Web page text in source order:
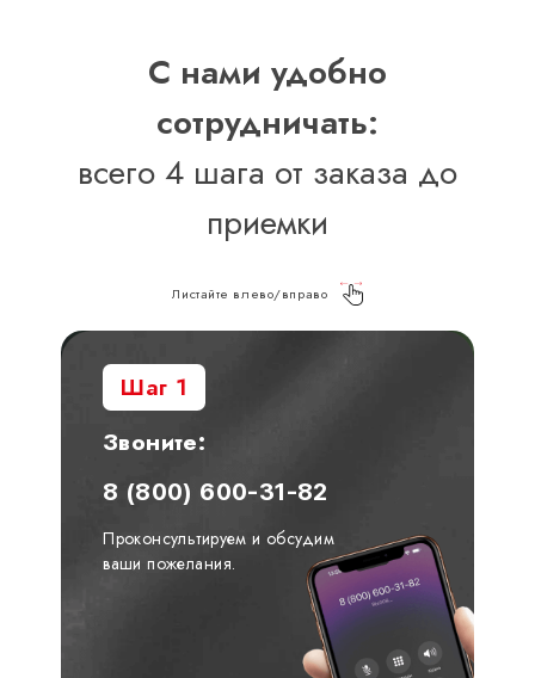
С нами удобно
сотрудничать:
всего 4 шага от заказа до
приемки
Листайте влево/вправо
Шаг 1
Звоните:
8 (800) 600-31-82
Проконсультируем и обсудим
ваши пожелания.